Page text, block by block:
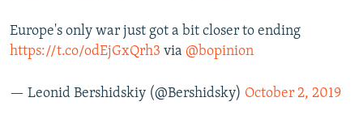
Europe's only war just got a bit closer to ending
https://t.co/odEjGxQrh3 via @bopinion
— Leonid Bershidskiy (@Bershidsky) October 2, 2019